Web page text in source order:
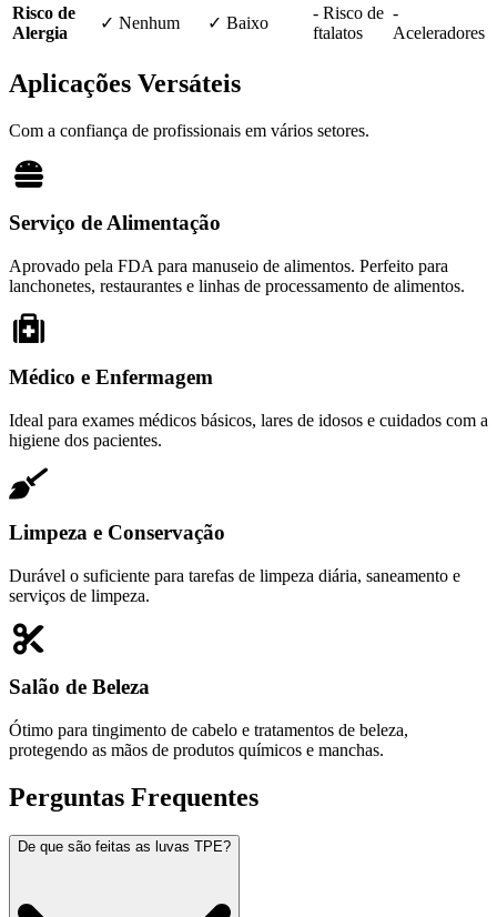
Risco de
Alergia
✓ Nenhum ✓ Baixo
- Risco de
ftalatos
-
Aceleradores
Aplicações Versáteis
Com a confiança de profissionais em vários setores.
Serviço de Alimentação
Aprovado pela FDA para manuseio de alimentos. Perfeito para
lanchonetes, restaurantes e linhas de processamento de alimentos.
Médico e Enfermagem
Ideal para exames médicos básicos, lares de idosos e cuidados com a
higiene dos pacientes.
Limpeza e Conservação
Durável o suficiente para tarefas de limpeza diária, saneamento e
serviços de limpeza.
Salão de Beleza
Ótimo para tingimento de cabelo e tratamentos de beleza,
protegendo as mãos de produtos químicos e manchas.
Perguntas Frequentes
De que são feitas as luvas TPE?